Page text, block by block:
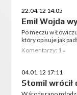
22.04.12 14:05
Emil Wojda
Po meczu w
który opisuje jak
Komentarzy: 1 »
04.01.12 17:11
Stomil wrócił